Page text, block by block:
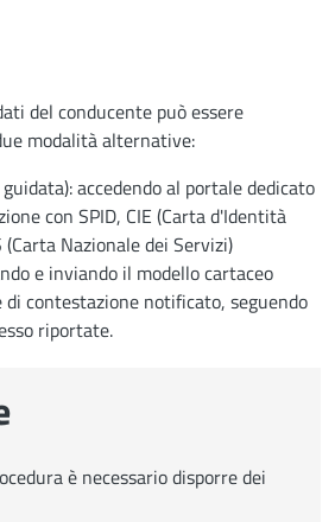
del conducente può essere
modalità alternative:
accedendo al portale dedicato
con SPID, CIE (Carta d'Identità
Nazionale dei Servizi)
e inviando il modello cartaceo
contestazione notificato, seguendo
riportate.
è necessario disporre dei